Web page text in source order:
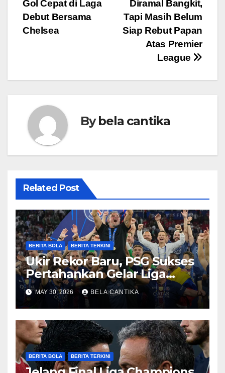
navigation
Diramal Bangkit,
Tapi Masih Belum
Siap Rebut Papan
Atas Premier
League
Gol Cepat di Laga
Debut Bersama
Chelsea
Bybela cantika
Related Post
BERITA BOLA BERITA TERKINI
Ukir Rekor Baru, PSG Sukses
Pertahankan Gelar Liga
Champions
MAY 30, 2026 BELA CANTIKA
BERITA BOLA BERITA TERKINI